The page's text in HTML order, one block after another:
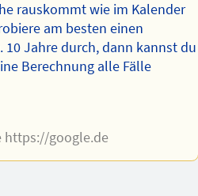
rauskommt wie im Kalender
am besten einen
10 Jahre durch, dann kannst du
Berechnung alle Fälle
https://google.de